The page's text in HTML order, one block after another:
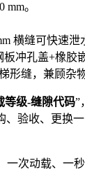
mm。
横缝可快速泄
板冲孔盖+橡胶
形缝，兼顾杂
等级-缝隙代码”
、验收、更换
一次动载、一